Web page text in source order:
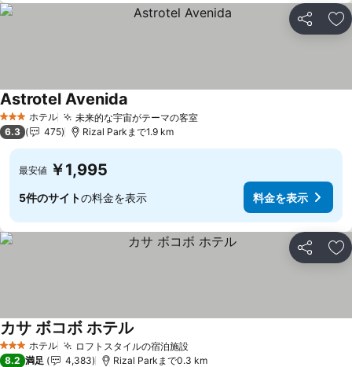
シェア お
3 ホテルのランク
ホテル 未来的な宇宙がテーマの客室
Astrotel Avenida
6.3 475 Rizal Parkまで1.9 km
最安値 ￥1,995
5件のサイトの料金を表示 料金を表示
シェア お
3 ホテルのランク
ホテル ロフトスタイルの宿泊施設
カサ ボコボ ホテル
8.2 満足 4,383 Rizal Parkまで0.3 km